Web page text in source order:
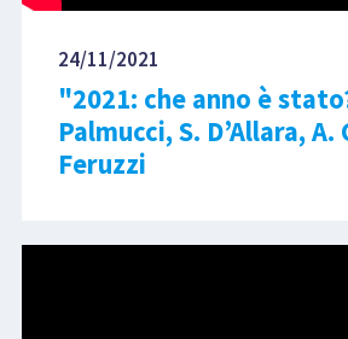
24/11/2021
"2021: che anno è
Palmucci, S. D’Allara, A.
Feruzzi